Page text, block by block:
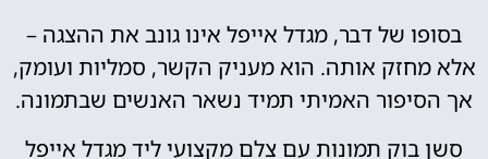
בסופו של דבר, מגדל אייפל אינו גונב את ההצגה –
אלא מחזק אותה. הוא מעניק הקשר, סמליות ועומק,
אך הסיפור האמיתי תמיד נשאר האנשים שבתמונה.
סשן בוק תמונות עם צלם מקצועי ליד מגדל אייפל